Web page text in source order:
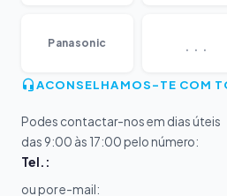
Panasonic ...
ACONSELHAMOS-TE COM
Podes contactar-nos em dias úteis
das 9:00 às 17:00 pelo número:
Tel.:
ou por e-mail: